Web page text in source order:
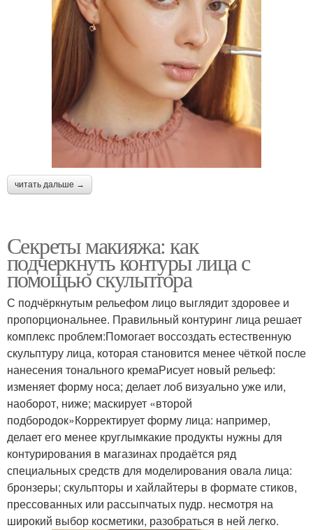
читать дальше →
Секреты макияжа: как
подчеркнуть контуры лица с
помощью скульптора
С подчёркнутым рельефом лицо выглядит здоровее и
пропорциональнее. Правильный контуринг лица решает
комплекс проблем:Помогает воссоздать естественную
скульптуру лица, которая становится менее чёткой после
нанесения тонального кремаРисует новый рельеф:
изменяет форму носа; делает лоб визуально уже или,
наоборот, ниже; маскирует «второй
подбородок»Корректирует форму лица: например,
делает его менее круглымкакие продукты нужны для
контурирования в магазинах продаётся ряд
специальных средств для моделирования овала лица:
бронзеры; скульпторы и хайлайтеры в формате стиков,
прессованных или рассыпчатых пудр. несмотря на
широкий выбор косметики, разобраться в ней легко.